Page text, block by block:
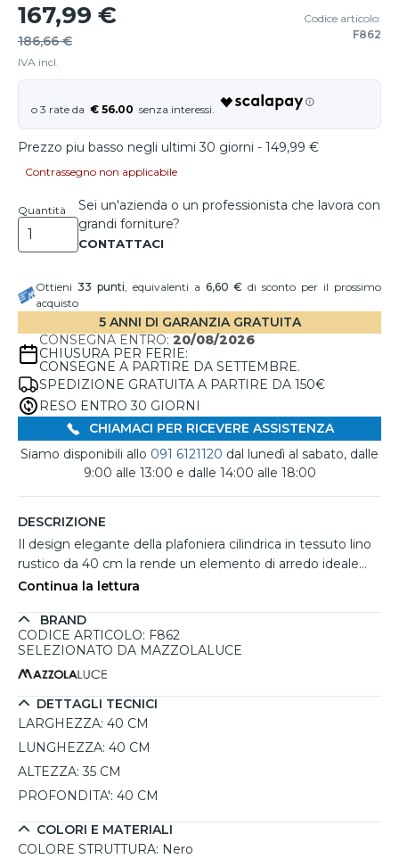
167,99 €
186,66 €
IVA incl.
Codice articolo:
F862
€ 56.00
Prezzo piu basso negli ultimi 30 giorni - 149,99 €
Contrassegno non applicabile
Quantità
Sei un'azienda o un professionista che lavora con
grandi forniture?
Ottieni 33 punti, equivalenti a 6,60 € di sconto per il prossimo
acquisto
5 ANNI DI GARANZIA GRATUITA
CONSEGNA ENTRO: 20/08/2026
CHIUSURA PER FERIE:
CONSEGNE A PARTIRE DA SETTEMBRE.
SPEDIZIONE GRATUITA A PARTIRE DA 150€
RESO ENTRO 30 GIORNI
CHIAMACI PER RICEVERE ASSISTENZA
Siamo disponibili allo 091 6121120 dal lunedì al sabato, dalle
9:00 alle 13:00 e dalle 14:00 alle 18:00
DESCRIZIONE
Il design elegante della plafoniera cilindrica in tessuto lino
rustico da 40 cm la rende un elemento di arredo ideale
per la camera da letto. Realizzata con un telaio in acciaio
robustezza, ma conferisce anche un tocco di raffinatezza
grazie alla sua finitura nera. Il paralume, in una delicata
perfetta per creare un'atmosfera intima. La plafoniera è
compatibile con lampadine E27, offre una potenza
massima di 15W per LED e può essere dimmerabile, a
seconda della lampadina utilizzata. La sua protezione IP20
assicura un acquisto sicuro e duraturo.
Continua la lettura
BRAND
CODICE ARTICOLO: F862
SELEZIONATO DA MAZZOLALUCE
DETTAGLI TECNICI
LARGHEZZA: 40 CM
LUNGHEZZA: 40 CM
ALTEZZA: 35 CM
PROFONDITA': 40 CM
COLORI E MATERIALI
COLORE STRUTTURA: Nero